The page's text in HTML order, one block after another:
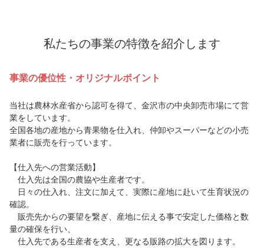
私たちの事業の特徴を紹介します
事業の優位性・オリジナルポイント
当社は農林水産省から認可を得て、金沢市の中央卸売市場にて営
業をしています。
全国各地の産地から青果物を仕入れ、仲卸やスーパーなどの小売
業者に販売を行っています。
【仕入先への営業活動】
仕入先は全国の農協や生産者です。
日々の仕入れ、注文に加えて、実際に産地に赴いて生育状況の
確認。
販売先からの要望を繋ぎ、産地に伝える事で安定した価格と数
量の確保を行い、
仕入先である生産者を支え、更なる販路の拡大を図ります。